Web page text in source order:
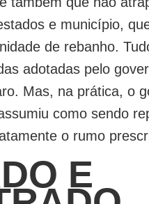
e município,
de rebanho.
adotadas pelo
Mas, na prática, o
como sendo
o rumo
E